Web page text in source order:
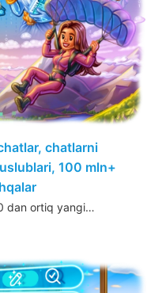
chatlarni
100 mln+
dan ortiq yangi…